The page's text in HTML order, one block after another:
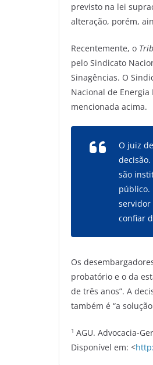
previsto na lei
alteração, porém,
Recentemente, o
pelo Sindicato
Sinagências. O
Nacional de
mencionada acima.
O juiz
decisão.
são
público.
servidor
confiar
Os
probatório e o da
de três anos”. A
também é “a
1 AGU. Advocacia-
Disponível em: <